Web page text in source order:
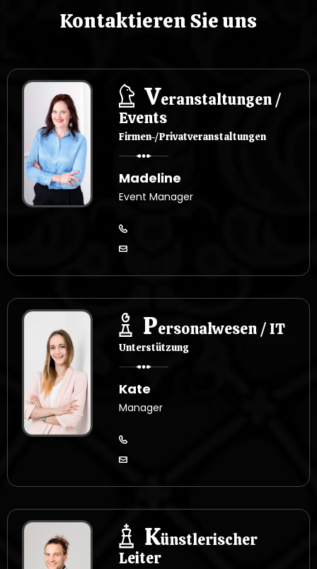
Kontaktieren Sie uns
Veranstaltungen /
Events
Firmen-/Privatveranstaltungen
Madeline
Event Manager
Personalwesen / IT
Unterstützung
Kate
Manager
Künstlerischer
Leiter